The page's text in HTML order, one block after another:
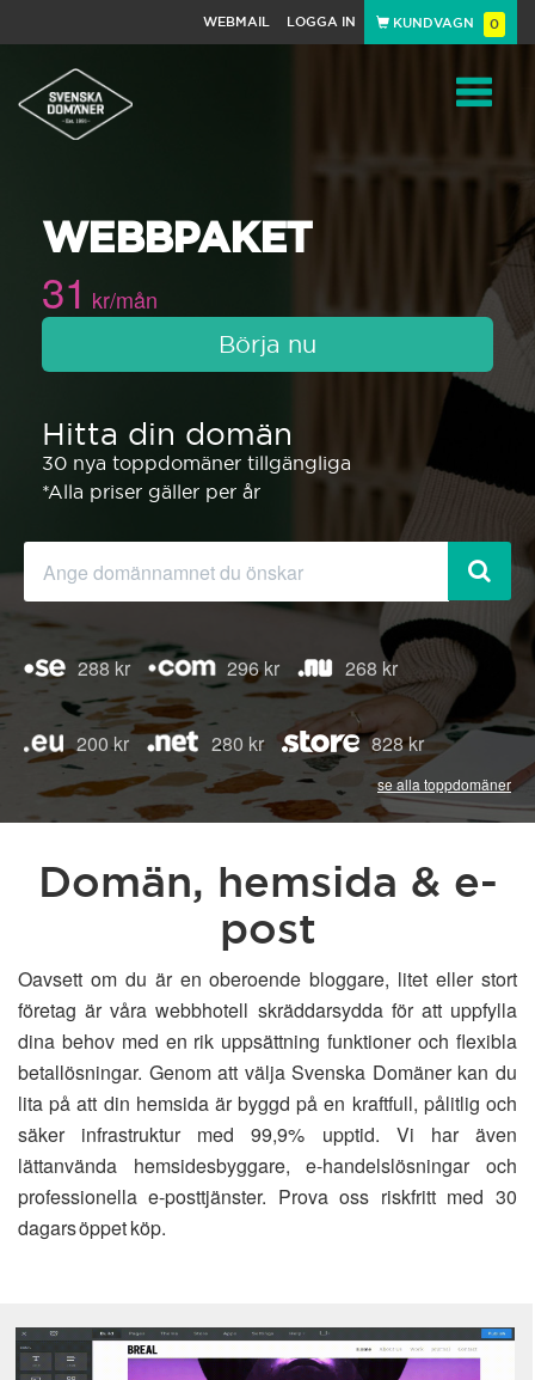
WEBMAIL LOGGA IN KUNDVAGN 0
Toggle
WEBBPAKET
31 kr/mån
Börja nu
Hitta din domän
30 nya toppdomäner tillgängliga
*Alla priser gäller per år
288 kr 296 kr 268 kr
200 kr 280 kr 828 kr
se alla toppdomäner
Domän, hemsida & e-
post
Oavsett om du är en oberoende bloggare, litet eller stort
företag är våra webbhotell skräddarsydda för att uppfylla
dina behov med en rik uppsättning funktioner och flexibla
betallösningar. Genom att välja Svenska Domäner kan du
lita på att din hemsida är byggd på en kraftfull, pålitlig och
säker infrastruktur med 99,9% upptid. Vi har även
lättanvända hemsidesbyggare, e-handelslösningar och
professionella e-posttjänster. Prova oss riskfritt med 30
dagars öppet köp.